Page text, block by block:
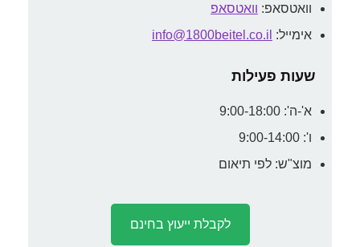
וואטסאפ: וואטסאפ
אימייל: info@1800beitel.co.il
שעות פעילות
א'-ה': 9:00-18:00
ו': 9:00-14:00
מוצ"ש: לפי תיאום
לקבלת ייעוץ בחינם